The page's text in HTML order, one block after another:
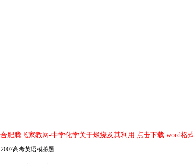
合肥腾飞家教网-中学化学关于燃烧及其利用 点击下载 word格
2007高考英语模拟题